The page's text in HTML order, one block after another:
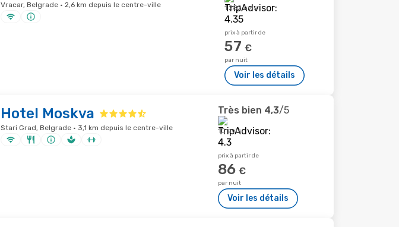
Vracar, Belgrade · 2,6 km depuis le centre-ville 1 282 avis
prix à partir de
57 €
par nuit
Voir les détails
Hotel Moskva
Stari Grad, Belgrade · 3,1 km depuis le centre-ville
Très bien 4,3/5
10 avis
prix à partir de
86 €
par nuit
Voir les détails